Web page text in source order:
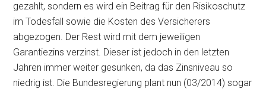
gezahlt, sondern es wird ein Beitrag für den Risikoschutz
im Todesfall sowie die Kosten des Versicherers
abgezogen. Der Rest wird mit dem jeweiligen
Garantiezins verzinst. Dieser ist jedoch in den letzten
Jahren immer weiter gesunken, da das Zinsniveau so
niedrig ist. Die Bundesregierung plant nun (03/2014) sogar